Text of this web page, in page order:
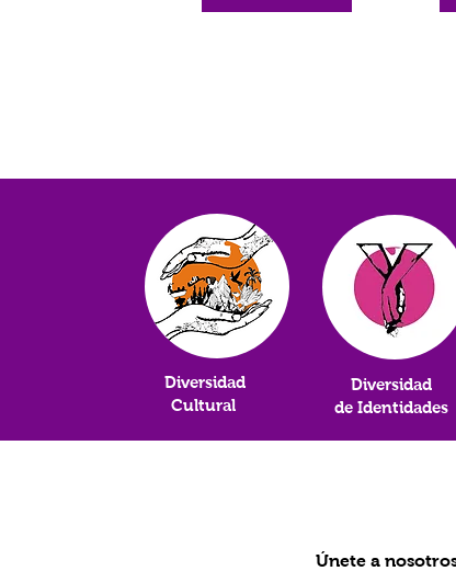
Diversidad
Cultural
Diversidad
de Identidades
Únete a